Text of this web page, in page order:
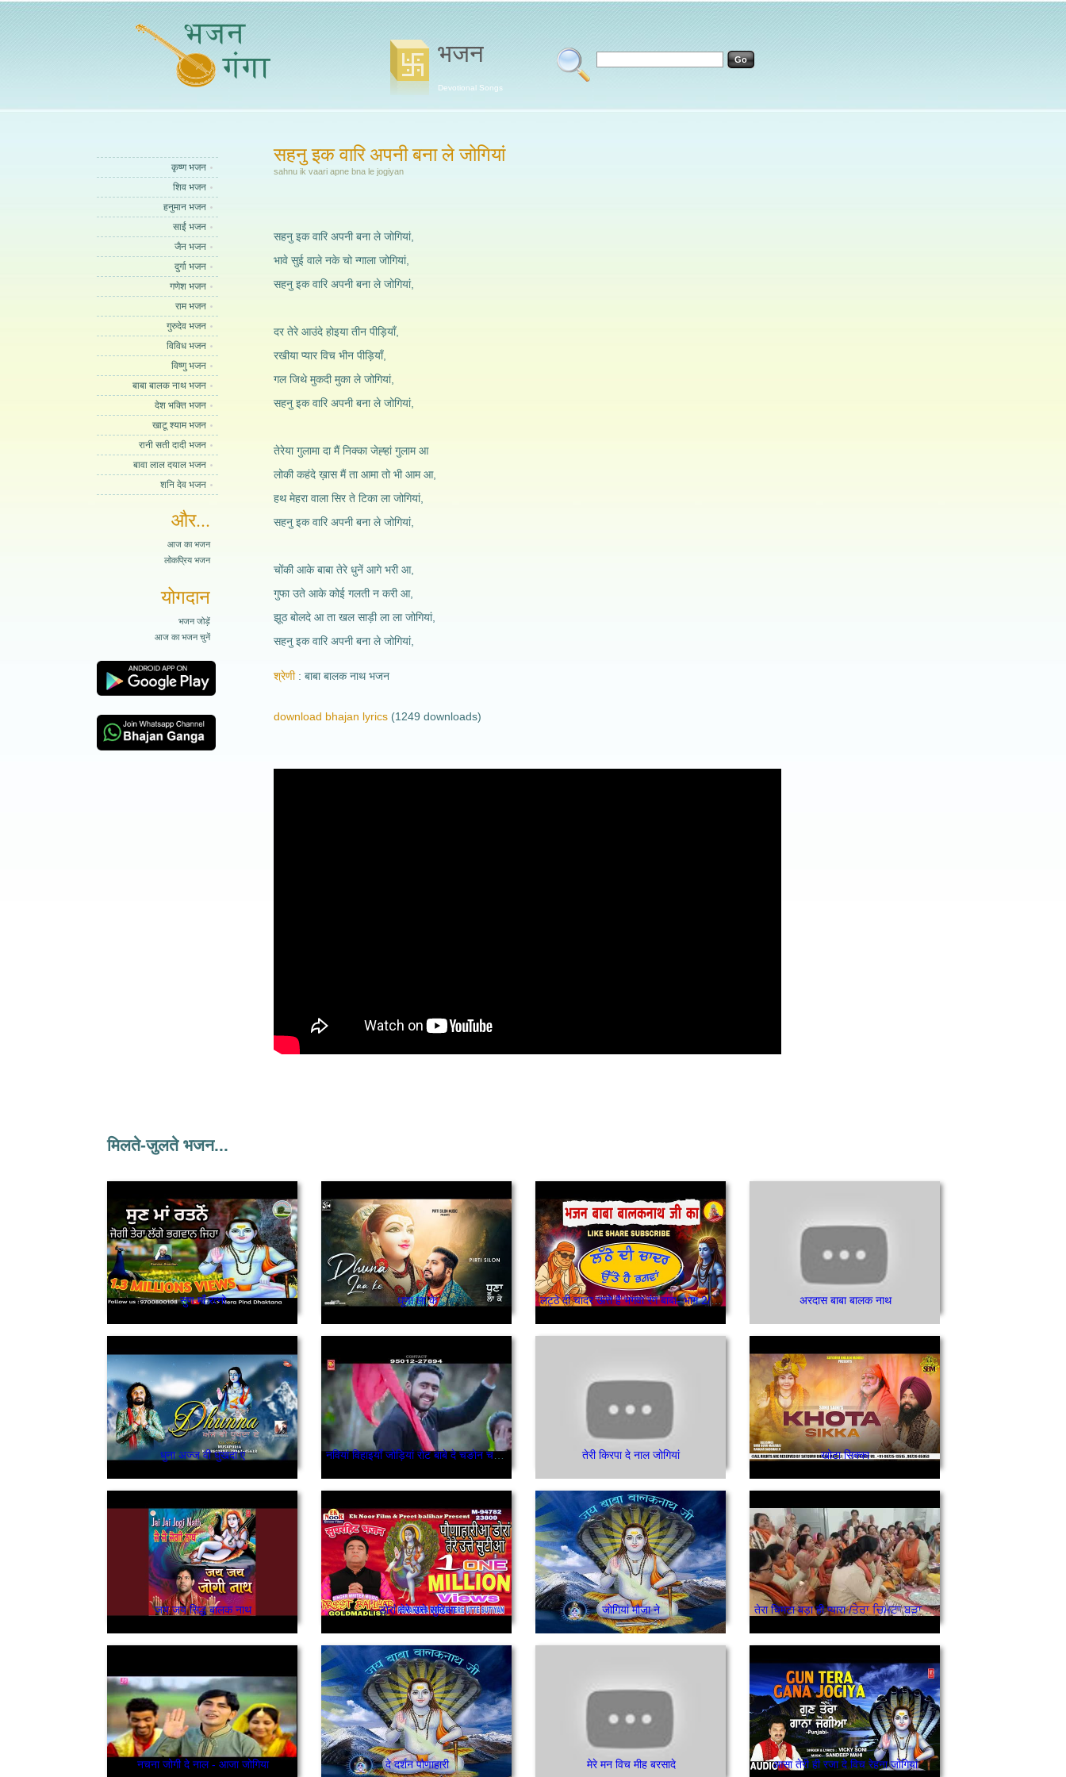
भजन
Devotional Songs
कृष्ण भजन
शिव भजन
हनुमान भजन
साईं भजन
जैन भजन
दुर्गा भजन
गणेश भजन
राम भजन
गुरुदेव भजन
विविध भजन
विष्णु भजन
बाबा बालक नाथ भजन
देश भक्ति भजन
खाटू श्याम भजन
रानी सती दादी भजन
बावा लाल दयाल भजन
शनि देव भजन
और...
आज का भजन
लोकप्रिय भजन
योगदान
भजन जोड़ें
आज का भजन चुनें
सहनु इक वारि अपनी बना ले जोगियां
sahnu ik vaari apne bna le jogiyan
सहनु इक वारि अपनी बना ले जोगियां,
भावे सुई वाले नके चो न्गाला जोगियां,
सहनु इक वारि अपनी बना ले जोगियां,
दर तेरे आउंदे होइया तीन पीड़ियाँ,
रखीया प्यार विच भीन पीड़ियाँ,
गल जिथे मुकदी मुका ले जोगियां,
सहनु इक वारि अपनी बना ले जोगियां,
तेरेया गुलामा दा मैं निक्का जेह्हां गुलाम आ
लोकी कहंदे ख़ास मैं ता आमा तो भी आम आ,
हथ मेहरा वाला सिर ते टिका ला जोगियां,
सहनु इक वारि अपनी बना ले जोगियां,
चोंकी आके बाबा तेरे धुनें आगे भरी आ,
गुफा उते आके कोई गलती न करी आ,
झूठ बोलदे आ ता खल साड़ी ला ला जोगियां,
सहनु इक वारि अपनी बना ले जोगियां,
श्रेणी बाबा बालक नाथ भजन
download bhajan lyrics (1249 downloads)
मिलते-जुलते भजन...
सुण माँ रत्नो धूणा ला के लट्ठे दी चादर ऊत्ते है भगवा रंग बाबा- भाग 2/ਲੱਠੇ ਦੀ ਚਾਦਰ ਉੱਤੇ ਹੈ ਭਗਵਾਂ ਰੰਗ ਬਾਬਾ अरदास बाबा बालक नाथ
धुना अज्ज वी धुखदा ए नवियां विहाइयाँ जोड़ियां रोट बाबे दे चङोन चलियाँ तेरी किरपा दे नाल जोगियां खोटा सिक्का
जय जय सिद्ध बालक नाथ डोरां तेरे उत्ते सुटिआ जोगियां मौजा ने तेरा चिमटा बड़ा ही प्यारा /ਤੇਰਾ ਚਿਮਟਾ ਬੜਾ ਹੀ ਪਿਆਰਾ
नचना जोगी दे नाल - आजा जोगिया दे दर्शन पौणाहारी मेरे मन विच मीह बरसादे आसा तेरी ही रजा दे विच रेहना जोगियां